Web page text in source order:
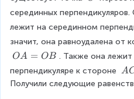
} }
\
серединных перпендикуляров.
лежит на серединном
значит, она равноудалена от
O
A
=
OA = OB . Также она
перпендикуляре к стороне \
\
A
Получили следующие